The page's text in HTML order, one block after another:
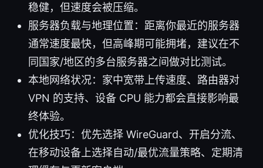
稳健，但速度会被压缩。
服务器负载与地理位置：距离你最近的服务器
通常速度最快，但高峰期可能拥堵，建议在不
同国家/地区的多台服务器之间做对比测试。
本地网络状况：家中宽带上传速度、路由器对
VPN 的支持、设备 CPU 能力都会直接影响最
终体验。
优化技巧：优先选择 WireGuard、开启分流、
在移动设备上选择自动/最优流量策略、定期清